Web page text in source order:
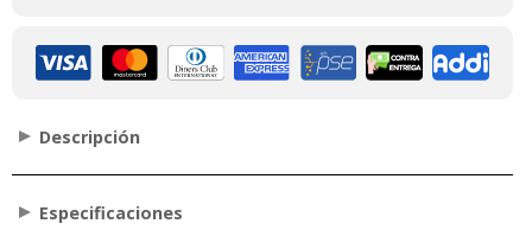
Descripción
Especificaciones